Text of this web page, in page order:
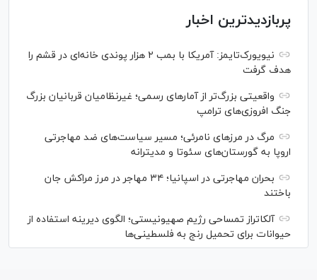
پربازدیدترین اخبار
نیویورک‌تایمز: آمریکا با بمب ۲ هزار پوندی خانه‌ای در قشم را
هدف گرفت
واقعیتی بزرگ‌تر از آمار‌های رسمی؛ غیرنظامیان قربانیان بزرگ
جنگ افروزی‌های ترامپ
مرگ در مرز‌های نامرئی؛ مسیر سیاست‌های ضد مهاجرتی
اروپا به گورستان‌های سئوتا و مدیترانه
بحران مهاجرتی در اسپانیا؛ ۳۴ مهاجر در مرز مراکش جان
باختند
آلکاتراز تمساحی رژیم صهیونیستی؛ الگوی دیرینه استفاده از
حیوانات برای تحمیل رنج به فلسطینی‌ها